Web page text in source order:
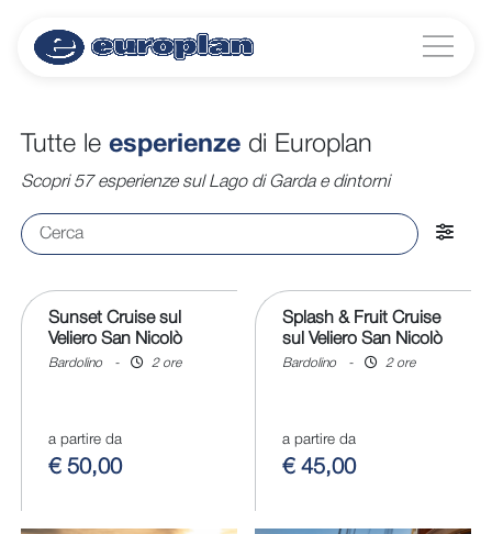
Tutte le esperienzedi Europlan
Scopri 57 esperienze sul Lago di Garda e dintorni
Sunset Cruise sul
Veliero San Nicolò
Bardolino - 2 ore
a partire da
€ 50,00
Splash & Fruit Cruise
sul Veliero San Nicolò
Bardolino - 2 ore
a partire da
€ 45,00